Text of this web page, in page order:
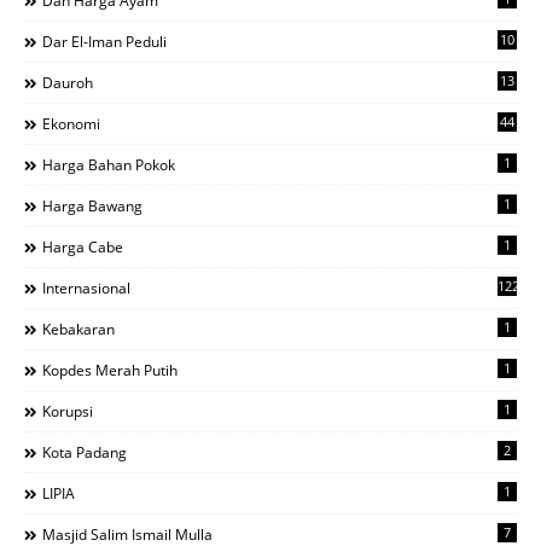
Dar El-Iman Peduli 10
Dauroh 13
Ekonomi 44
Harga Bahan Pokok 1
Harga Bawang 1
Harga Cabe 1
Internasional 122
Kebakaran 1
Kopdes Merah Putih 1
Korupsi 1
Kota Padang 2
LIPIA 1
Masjid Salim Ismail Mulla 7